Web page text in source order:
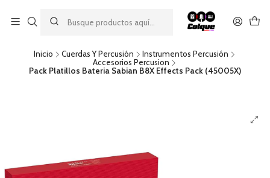
descuento por pago con transferencia bancaria
por una compra mínima de $49.990. Este descuento no es
acumulable a otras promociones ni aplicable a gastos de envío.
Inicio Cuerdas Y Percusión
Instrumentos Percusión
Accesorios Percusion
Pack Platillos Bateria Sabian B8X Effects Pack (45005X)